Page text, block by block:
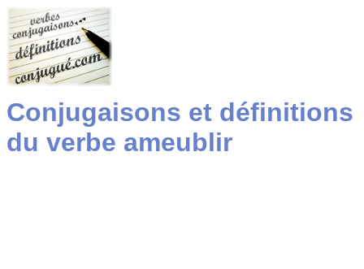
Conjugaisons et définitions
du verbe ameublir